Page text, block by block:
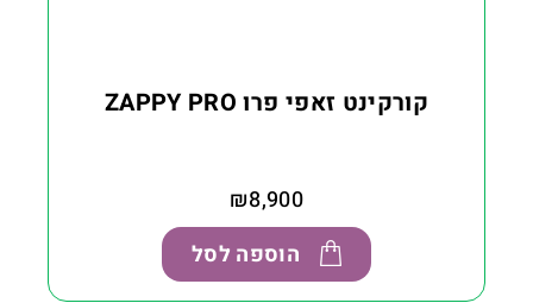
קורקינט זאפי פרו ZAPPY PRO
₪8,900
הוספה לסל